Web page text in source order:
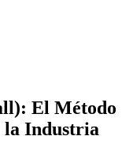
El Método
la Industria